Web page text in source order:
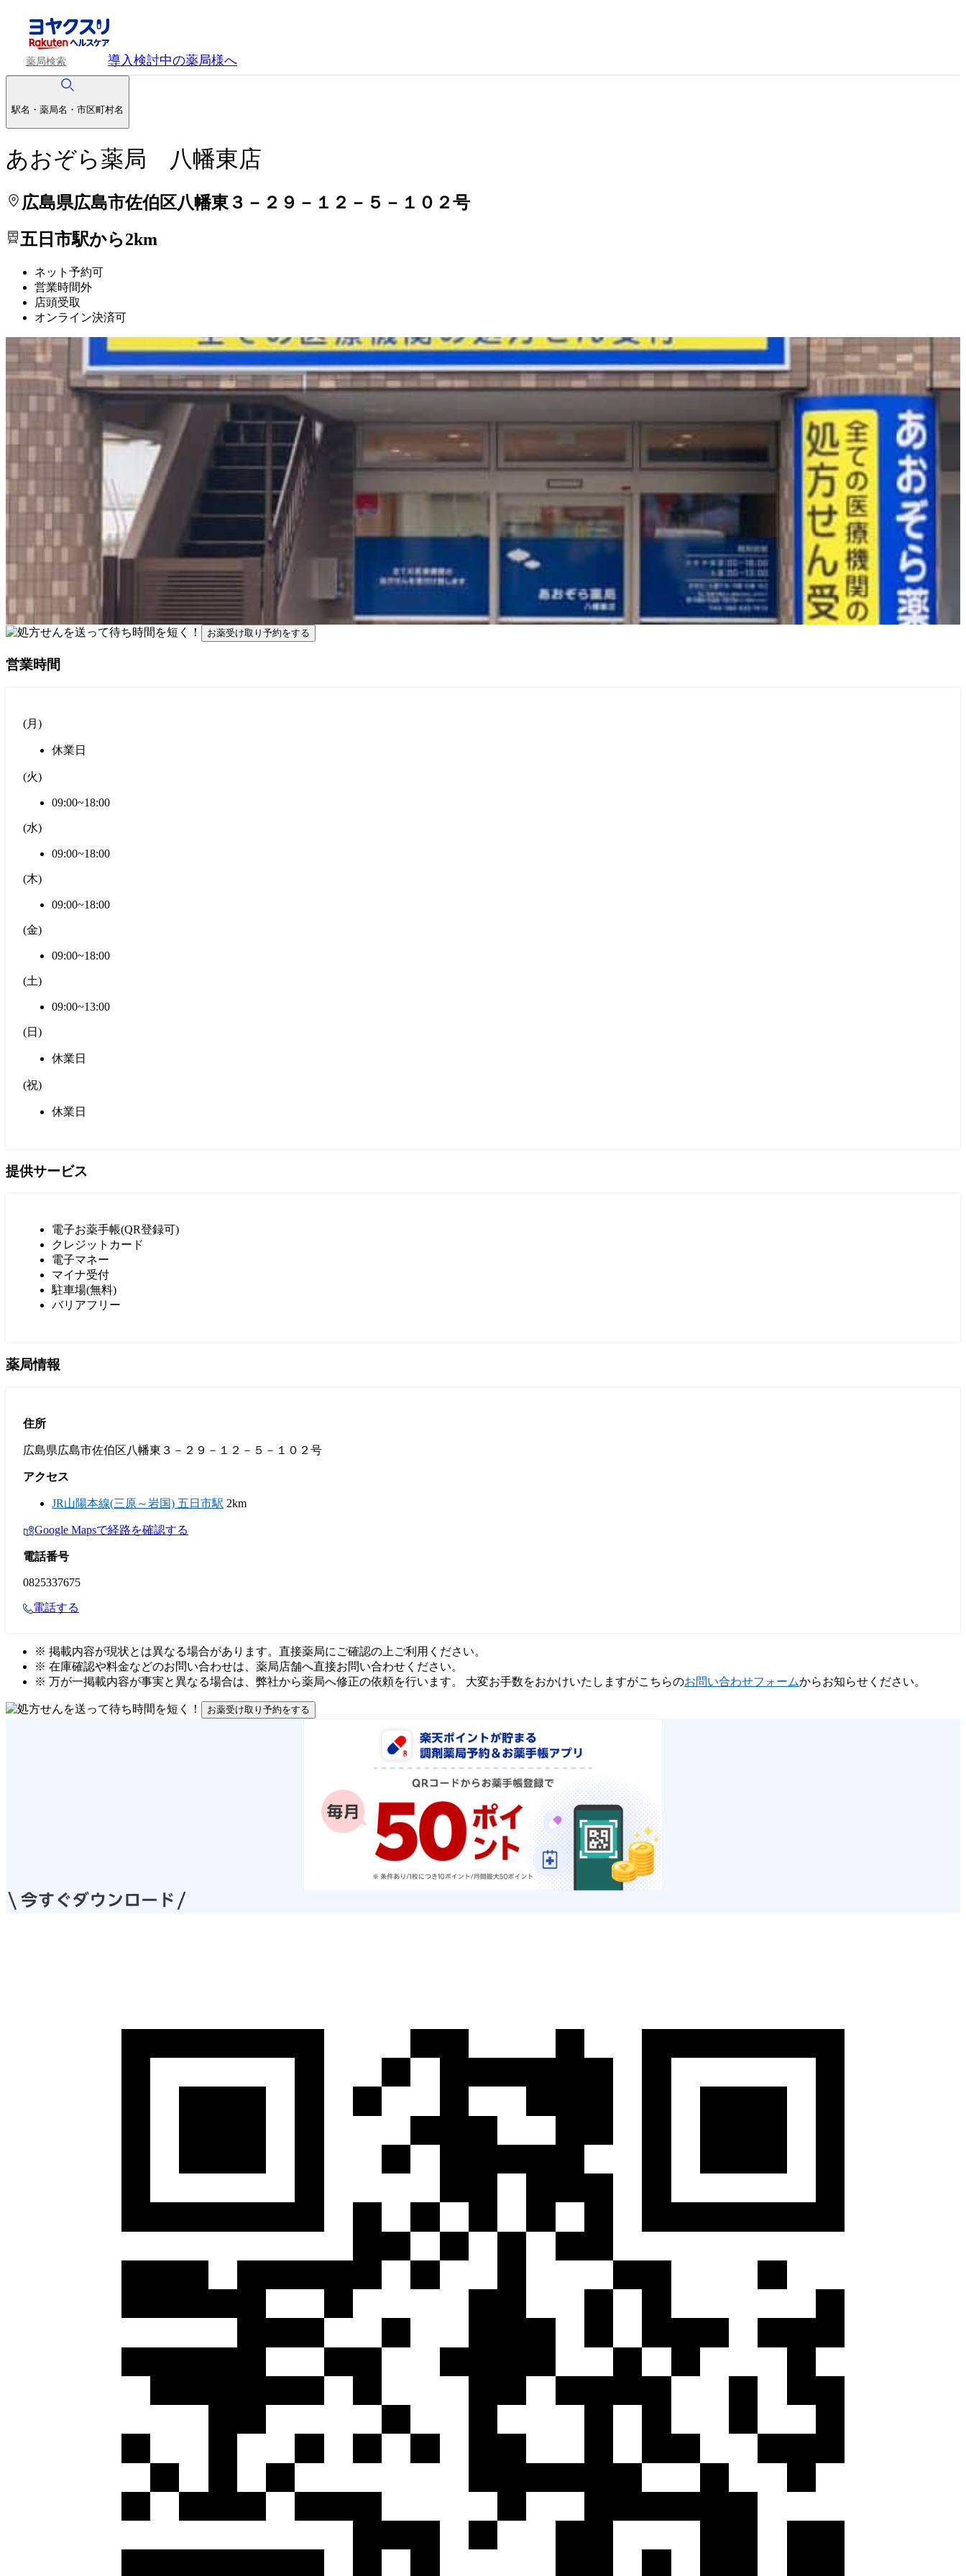
薬局検索 導入検討中の薬局様へ
駅名・薬局名・市区町村名
あおぞら薬局 八幡東店
広島県広島市佐伯区八幡東３－２９－１２－５－１０２号
五日市駅から2km
ネット予約可
営業時間外
店頭受取
オンライン決済可
処方せんを送って待ち時間を短く！
お薬受け取り予約をする
営業時間
(月 )
休業日
(火)
09:00~18:00
(水)
09:00~18:00
(木)
09:00~18:00
(金)
09:00~18:00
(土)
09:00~13:00
(日 )
休業日
(祝)
休業日
提供サービス
電子お薬手帳(QR登録可)
クレジットカード
電子マネー
マイナ受付
駐車場(無料)
バリアフリー
薬局情報
住所
広島県広島市佐伯区八幡東３－２９－１２－５－１０２号
アクセス
JR山陽本線(三原～岩国) 五日市駅 2km
Google Mapsで経路を確認する
電話番号
0825337675
電話する
※ 掲載内容が現状とは異なる場合があります。直接薬局にご確認の上ご利用ください。
※ 在庫確認や料金などのお問い合わせは、薬局店舗へ直接お問い合わせください。
※ 万が一掲載内容が事実と異なる場合は、弊社から薬局へ修正の依頼を行います。 大変お手数をおかけいたしますがこちらのお問い合わせフォームからお知らせください。
処方せんを送って待ち時間を短く！
お薬受け取り予約をする